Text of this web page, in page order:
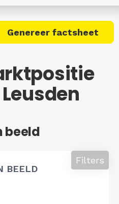
Genereer factsheet
beeld
BEELD
Filters